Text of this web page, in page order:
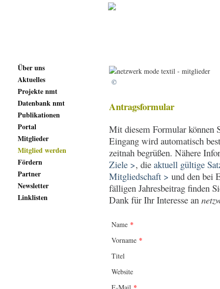
©
Antragsformular
Mit diesem Formular können
Eingang wird automatisch
zeitnah begrüßen. Nähere
Ziele >, dieaktuell gültige
Mitgliedschaft > und den bei
fälligen Jahresbeitrag finden
Dank für Ihr Interesse an
Name *
Vorname *
Titel
Website
Über uns
Aktuelles
Projekte nmt
Datenbank nmt
Publikationen
Portal
Mitglieder
Mitglied werden
Fördern
Partner
Newsletter
Linklisten